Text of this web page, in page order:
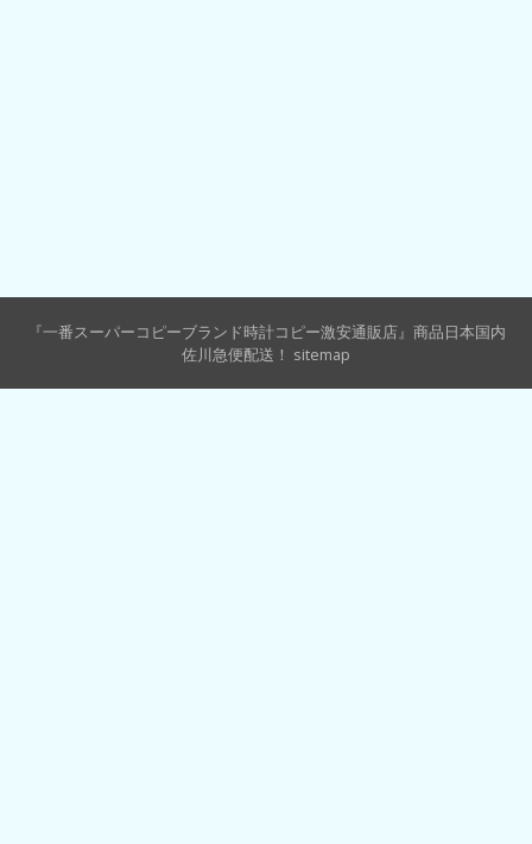
『一番スーパーコピーブランド時計コピー激安通販店』商品日本国内
佐川急便配送！ sitemap